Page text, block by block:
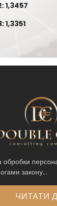
1,3457
1,3351
обробки
закону...
ЧИТАТИ